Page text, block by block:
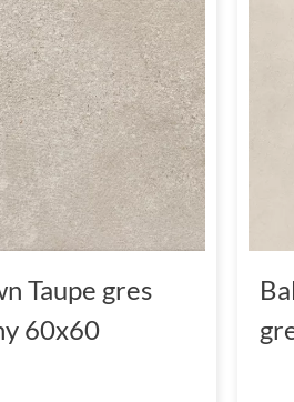
Taupe gres
60x60